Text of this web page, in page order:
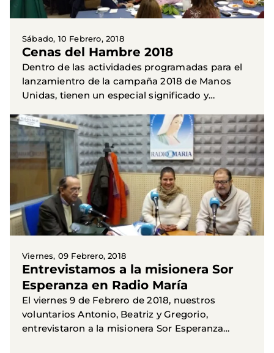
Sábado, 10 Febrero, 2018
Cenas del Hambre 2018
Dentro de las actividades programadas para el
lanzamientro de la campaña 2018 de Manos
Unidas, tienen un especial significado y
organizan en las diferentes...
Viernes, 09 Febrero, 2018
Entrevistamos a la misionera Sor
Esperanza en Radio María
El viernes 9 de Febrero de 2018, nuestros
voluntarios Antonio, Beatriz y Gregorio,
entrevistaron a la misionera Sor Esperanza